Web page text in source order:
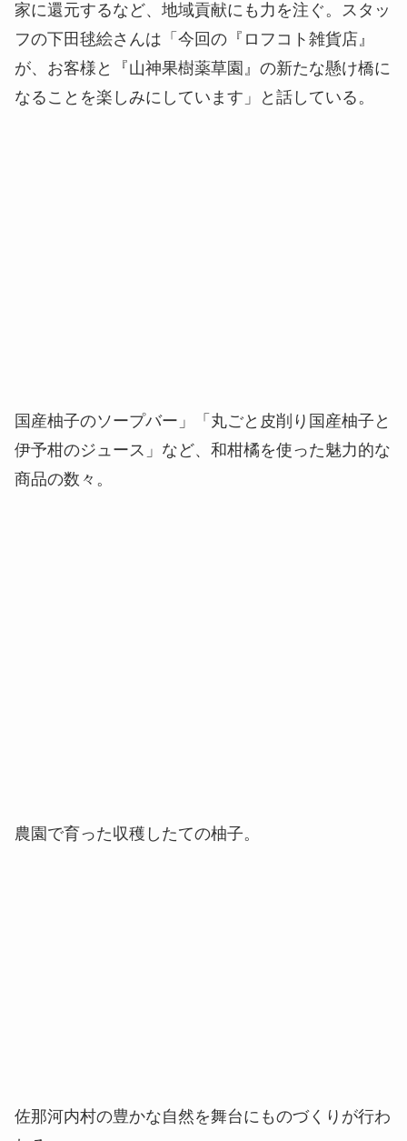
家に還元するなど、地域貢献にも力を注ぐ。スタッ
フの下田毬絵さんは「今回の『ロフコト雑貨店』
が、お客様と『山神果樹薬草園』の新たな懸け橋に
なることを楽しみにしています」と話している。
国産柚子のソープバー」「丸ごと皮削り国産柚子と
伊予柑のジュース」など、和柑橘を使った魅力的な
商品の数々。
農園で育った収穫したての柚子。
佐那河内村の豊かな自然を舞台にものづくりが行わ